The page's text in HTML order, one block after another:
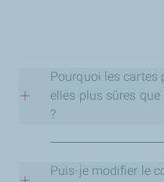
Pourquoi les cartes
elles plus sûres
?
sécuritéest tout
numéro d'identification
Puis-je modifier le